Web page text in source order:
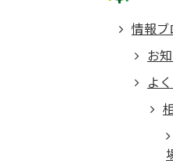
情報ブ
お
よ